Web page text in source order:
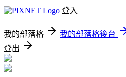
登入
我的部落格 我的部落格後台
登出